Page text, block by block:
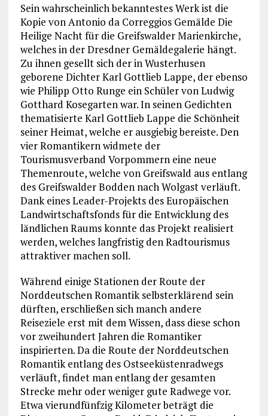
Sein wahrscheinlich bekanntestes Werk ist die
Kopie von Antonio da Correggios Gemälde Die
Heilige Nacht für die Greifswalder Marienkirche,
welches in der Dresdner Gemäldegalerie hängt.
Zu ihnen gesellt sich der in Wusterhusen
geborene Dichter Karl Gottlieb Lappe, der ebenso
wie Philipp Otto Runge ein Schüler von Ludwig
Gotthard Kosegarten war. In seinen Gedichten
thematisierte Karl Gottlieb Lappe die Schönheit
seiner Heimat, welche er ausgiebig bereiste. Den
vier Romantikern widmete der
Tourismusverband Vorpommern eine neue
Themenroute, welche von Greifswald aus entlang
des Greifswalder Bodden nach Wolgast verläuft.
Dank eines Leader-Projekts des Europäischen
Landwirtschaftsfonds für die Entwicklung des
ländlichen Raums konnte das Projekt realisiert
werden, welches langfristig den Radtourismus
attraktiver machen soll.
Während einige Stationen der Route der
Norddeutschen Romantik selbsterklärend sein
dürften, erschließen sich manch andere
Reiseziele erst mit dem Wissen, dass diese schon
vor zweihundert Jahren die Romantiker
inspirierten. Da die Route der Norddeutschen
Romantik entlang des Ostseeküstenradwegs
verläuft, findet man entlang der gesamten
Strecke mehr oder weniger gute Radwege vor.
Etwa vierundfünfzig Kilometer beträgt die